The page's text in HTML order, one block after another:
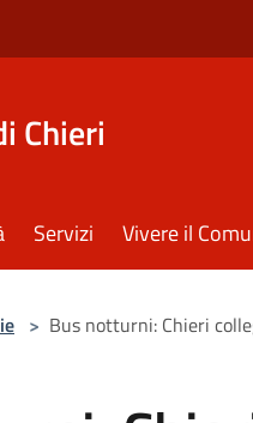
Chieri
Servizi Vivere il
> Bus notturni: Chieri